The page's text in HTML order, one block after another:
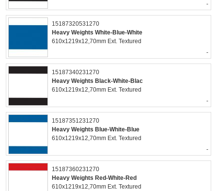
-
15187320531270
Heavy Weights White-Blue-White
610x1219x12,70mm Ext. Textured
-
15187340231270
Heavy Weights Black-White-Blac
610x1219x12,70mm Ext. Textured
-
15187351231270
Heavy Weights Blue-White-Blue
610x1219x12,70mm Ext. Textured
-
15187360231270
Heavy Weights Red-White-Red
610x1219x12,70mm Ext. Textured